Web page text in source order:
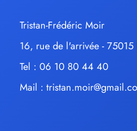
Tristan-Frédéric Moir
16, rue de l'arrivée - 75015
Tel : 06 10 80 44 40
Mail :